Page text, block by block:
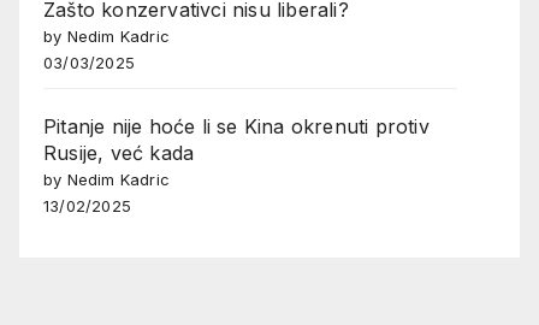
Zašto konzervativci nisu liberali?
by Nedim Kadric
03/03/2025
Pitanje nije hoće li se Kina okrenuti protiv
Rusije, već kada
by Nedim Kadric
13/02/2025